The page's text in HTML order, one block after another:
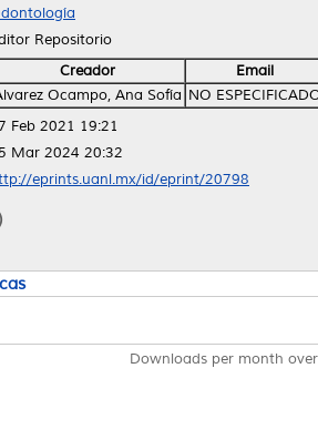
Repositorio
Creador
Email
Ocampo, Ana Sofía NO
Feb 2021 19:21
Mar 2024 20:32
eprints.uanl.mx/id/eprint/20798
Downloads per month